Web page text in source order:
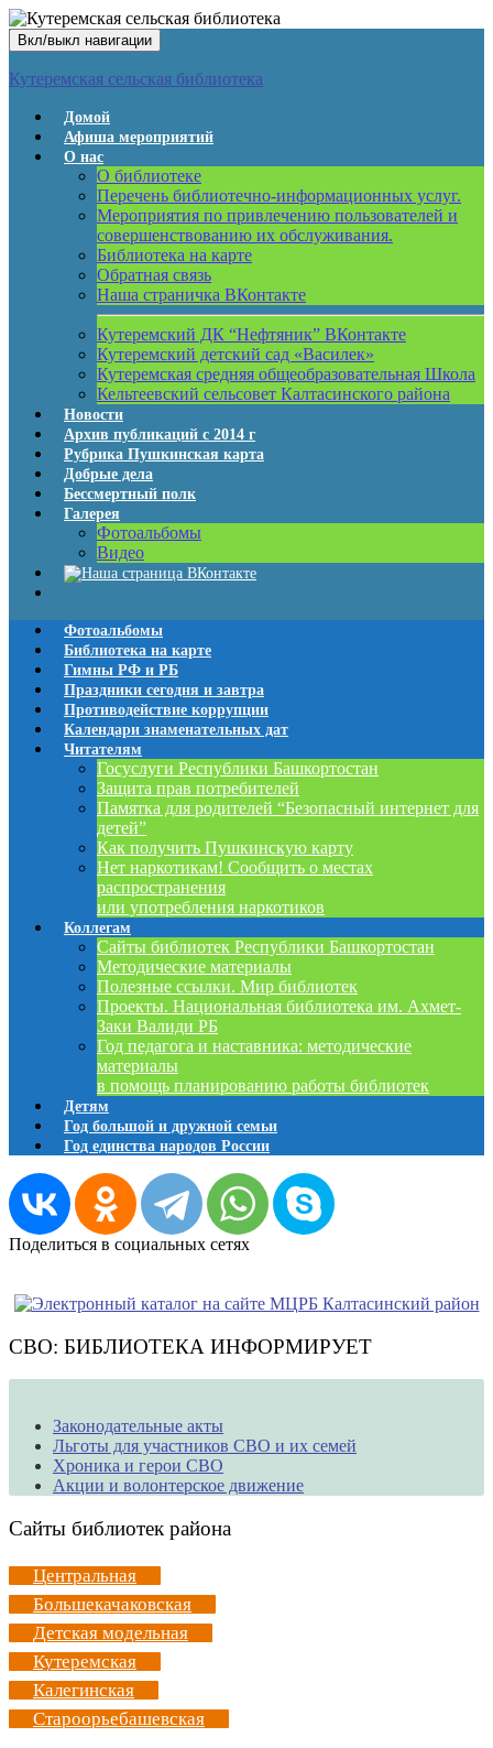
Вкл/выкл навигации
Кутеремская сельская библиотека
Домой
Афиша мероприятий
О нас
О библиотеке
Перечень библиотечно-информационных услуг.
Мероприятия по привлечению пользователей и
совершенствованию их обслуживания.
Библиотека на карте
Обратная связь
Наша страничка ВКонтакте
Кутеремский ДК “Нефтяник” ВКонтакте
Кутеремский детский сад «Василек»
Кутеремская средняя общеобразовательная Школа
Кельтеевский сельсовет Калтасинского района
Новости
Архив публикаций с 2014 г
Рубрика Пушкинская карта
Добрые дела
Бессмертный полк
Галерея
Фотоальбомы
Видео
Фотоальбомы
Библиотека на карте
Гимны РФ и РБ
Праздники сегодня и завтра
Противодействие коррупции
Календари знаменательных дат
Читателям
Госуслуги Республики Башкортостан
Защита прав потребителей
Памятка для родителей “Безопасный интернет для
детей”
Как получить Пушкинскую карту
Нет наркотикам! Сообщить о местах
распространения
или употребления наркотиков
Коллегам
Сайты библиотек Республики Башкортостан
Методические материалы
Полезные ссылки. Мир библиотек
Проекты. Национальная библиотека им. Ахмет-
Заки Валиди РБ
Год педагога и наставника: методические
материалы
в помощь планированию работы библиотек
Детям
Год большой и дружной семьи
Год единства народов России
Поделиться в социальных сетях
СВО: БИБЛИОТЕКА ИНФОРМИРУЕТ
Законодательные акты
Льготы для участников СВО и их семей
Хроника и герои СВО
Акции и волонтерское движение
Сайты библиотек района
Центральная
Большекачаковская
Детская модельная
Кутеремская
Калегинская
Староорьебашевская